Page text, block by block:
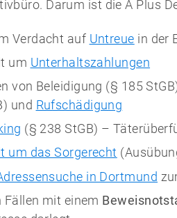
Darum ist die A Plus
Verdacht auf Untreue in der
um Unterhaltszahlungen
von Beleidigung (§ 185
und Rufschädigung
(§ 238 StGB) –
um das Sorgerecht
in Dortmund
Fällen mit einem